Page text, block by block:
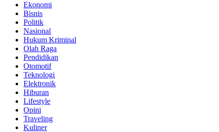
Ekonomi
Bisnis
Politik
Nasional
Hukum Kriminal
Olah Raga
Pendidikan
Otomotif
Teknologi
Elektronik
Hiburan
Lifestyle
Opini
Traveling
Kuliner